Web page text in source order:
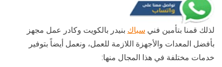
لذلك قمنا بتأمين فني سباك بنيدر بالكويت وكادر عمل مجهز
بأفضل المعدات والأجهزة اللازمة للعمل، ونعمل أيضاً بتوفير
خدمات مختلفة في هذا المجال منها: